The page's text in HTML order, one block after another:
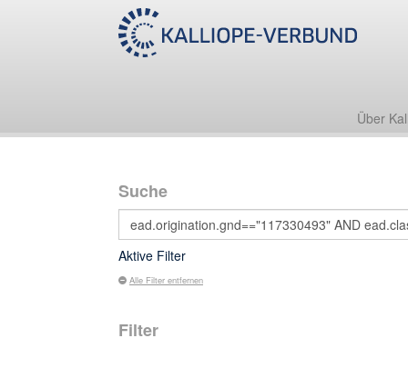
Über
Suche
Aktive Filter
Alle Filter entfernen
Filter